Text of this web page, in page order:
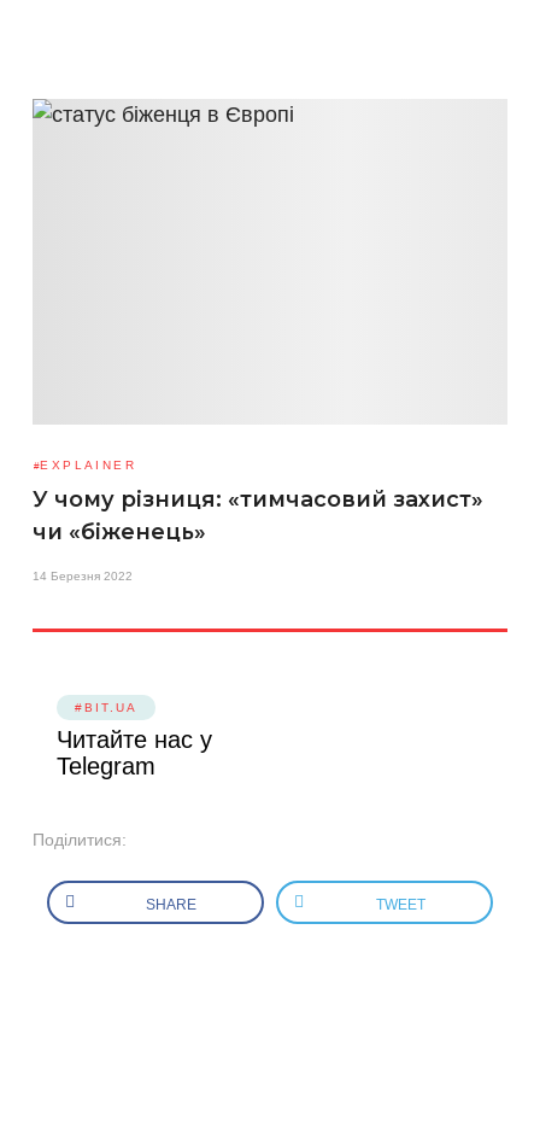
EXPLAINER
У чому різниця: «тимчасовий захист»
чи «біженець»
14 Березня 2022
#BIT.UA
Читайте нас у
Telegram
Поділитися:
SHARE TWEET